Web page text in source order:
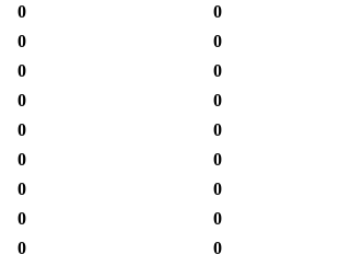
0 0
0 0
0 0
0 0
0 0
0 0
0 0
0 0
0 0